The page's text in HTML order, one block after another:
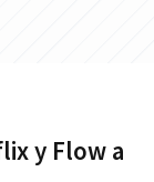
y Flow a